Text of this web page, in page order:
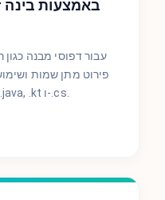
פירוט מתן שמות
ומבנה קוד מבוססי JVM בקבצי .java, .kt ו-.cs.